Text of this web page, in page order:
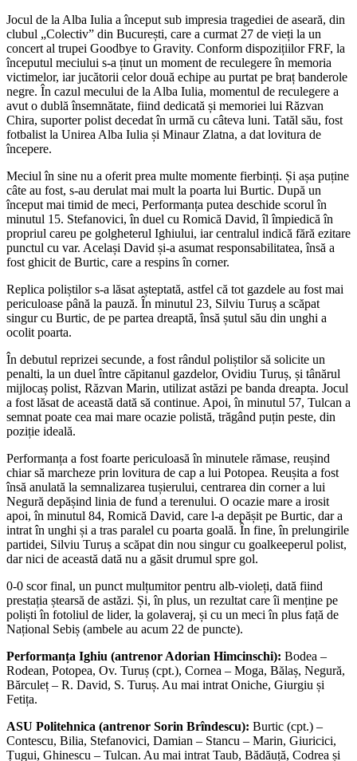
Jocul de la Alba Iulia a început sub impresia tragediei de aseară, din
clubul „Colectiv” din București, care a curmat 27 de vieți la un
concert al trupei Goodbye to Gravity. Conform dispozițiilor FRF, la
începutul meciului s-a ținut un moment de reculegere în memoria
victimelor, iar jucătorii celor două echipe au purtat pe braț banderole
negre. În cazul mecului de la Alba Iulia, momentul de reculegere a
avut o dublă însemnătate, fiind dedicată și memoriei lui Răzvan
Chira, suporter polist decedat în urmă cu câteva luni. Tatăl său, fost
fotbalist la Unirea Alba Iulia și Minaur Zlatna, a dat lovitura de
începere.
Meciul în sine nu a oferit prea multe momente fierbinți. Și așa puține
câte au fost, s-au derulat mai mult la poarta lui Burtic. După un
început mai timid de meci, Performanța putea deschide scorul în
minutul 15. Stefanovici, în duel cu Romică David, îl împiedică în
propriul careu pe golgheterul Ighiului, iar centralul indică fără ezitare
punctul cu var. Același David și-a asumat responsabilitatea, însă a
fost ghicit de Burtic, care a respins în corner.
Replica poliștilor s-a lăsat așteptată, astfel că tot gazdele au fost mai
periculoase până la pauză. În minutul 23, Silviu Turuș a scăpat
singur cu Burtic, de pe partea dreaptă, însă șutul său din unghi a
ocolit poarta.
În debutul reprizei secunde, a fost rândul poliștilor să solicite un
penalti, la un duel între căpitanul gazdelor, Ovidiu Turuș, și tânărul
mijlocaș polist, Răzvan Marin, utilizat astăzi pe banda dreapta. Jocul
a fost lăsat de această dată să continue. Apoi, în minutul 57, Tulcan a
semnat poate cea mai mare ocazie polistă, trăgând puțin peste, din
poziție ideală.
Performanța a fost foarte periculoasă în minutele rămase, reușind
chiar să marcheze prin lovitura de cap a lui Potopea. Reușita a fost
însă anulată la semnalizarea tușierului, centrarea din corner a lui
Negură depășind linia de fund a terenului. O ocazie mare a irosit
apoi, în minutul 84, Romică David, care l-a depășit pe Burtic, dar a
intrat în unghi și a tras paralel cu poarta goală. În fine, în prelungirile
partidei, Silviu Turuș a scăpat din nou singur cu goalkeeperul polist,
dar nici de această dată nu a găsit drumul spre gol.
0-0 scor final, un punct mulțumitor pentru alb-violeți, dată fiind
prestația ștearsă de astăzi. Și, în plus, un rezultat care îi menține pe
poliști în fotoliul de lider, la golaveraj, și cu un meci în plus față de
Național Sebiș (ambele au acum 22 de puncte).
Performanța Ighiu (antrenor Adorian Himcinschi): Bodea –
Rodean, Potopea, Ov. Turuș (cpt.), Cornea – Moga, Bălaș, Negură,
Bărculeț – R. David, S. Turuș. Au mai intrat Oniche, Giurgiu și
Fetița.
ASU Politehnica (antrenor Sorin Brîndescu): Burtic (cpt.) –
Contescu, Bilia, Stefanovici, Damian – Stancu – Marin, Giuricici,
Țugui, Ghinescu – Tulcan. Au mai intrat Taub, Bădăuță, Codrea și